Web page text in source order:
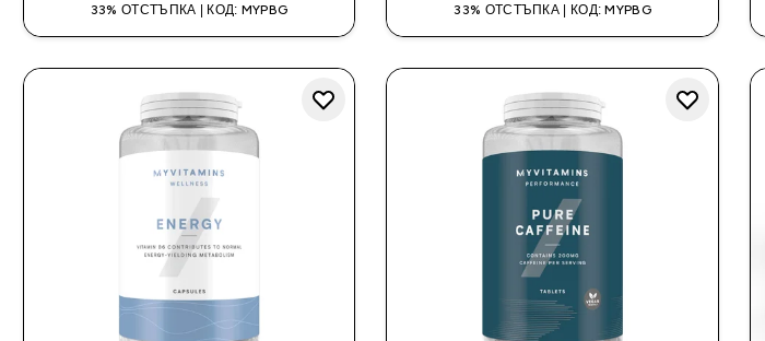
33% ОТСТЪПКА | КОД: MYPBG 33% ОТСТЪПКА | КОД: MYPBG